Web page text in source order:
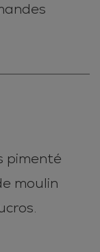
pimenté
moulin